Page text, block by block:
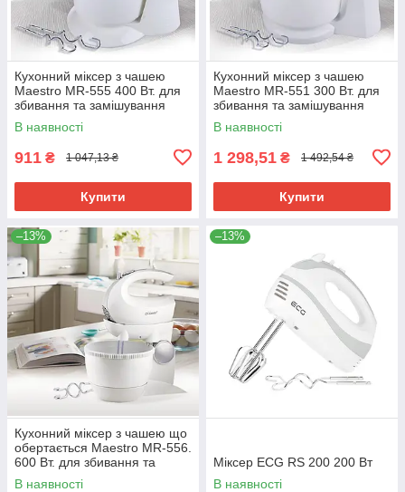
Кухонний міксер з чашею
Maestro MR-555 400 Вт. для
збивання та замішування
тіста
В наявності
911 ₴ 1 047,13 ₴
Купити
Кухонний міксер з чашею
Maestro MR-551 300 Вт. для
збивання та замішування
тіста
В наявності
1 298,51 ₴ 1 492,54 ₴
Купити
–13%
Кухонний міксер з чашею що
обертається Maestro MR-556.
600 Вт. для збивання та
замішування тіста
В наявності
–13%
Міксер ECG RS 200 200 Вт
В наявності